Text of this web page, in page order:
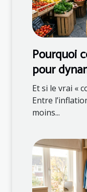
Pourquoi
pour
et son
Et si le vrai «
Entre
moins...